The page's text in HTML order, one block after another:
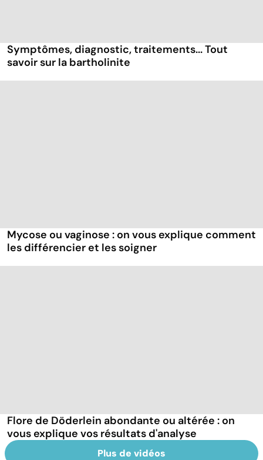
Symptômes, diagnostic, traitements... Tout
savoir sur la bartholinite
Mycose ou vaginose : on vous explique comment
les différencier et les soigner
Flore de Döderlein abondante ou altérée : on
vous explique vos résultats d'analyse
Plus de vidéos